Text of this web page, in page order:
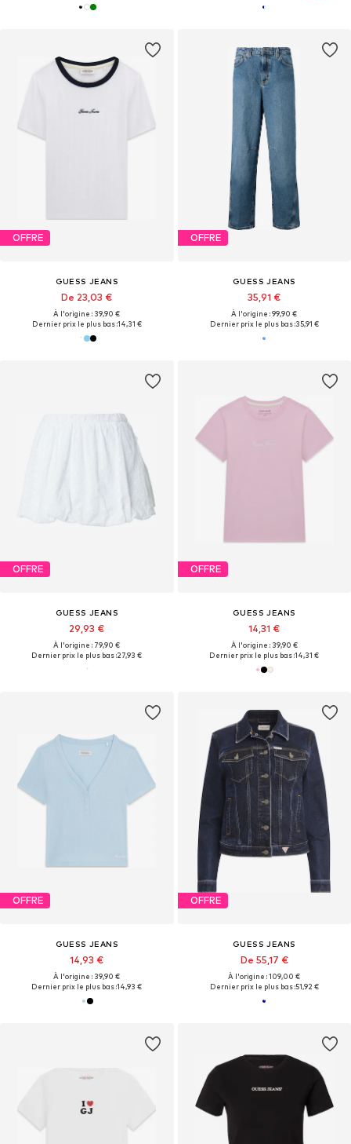
OFFRE
GUESS JEANS
De 23,03 €
À l'origine : 39,90 €
Dernier prix le plus bas :14,31 €
OFFRE
GUESS JEANS
35,91 €
À l'origine : 99,90 €
Dernier prix le plus bas :35,91 €
OFFRE
GUESS JEANS
29,93 €
À l'origine : 79,90 €
Dernier prix le plus bas :27,93 €
OFFRE
GUESS JEANS
14,31 €
À l'origine : 39,90 €
Dernier prix le plus bas :14,31 €
OFFRE
GUESS JEANS
14,93 €
À l'origine : 39,90 €
Dernier prix le plus bas :14,93 €
OFFRE
GUESS JEANS
De 55,17 €
À l'origine : 109,00 €
Dernier prix le plus bas :51,92 €